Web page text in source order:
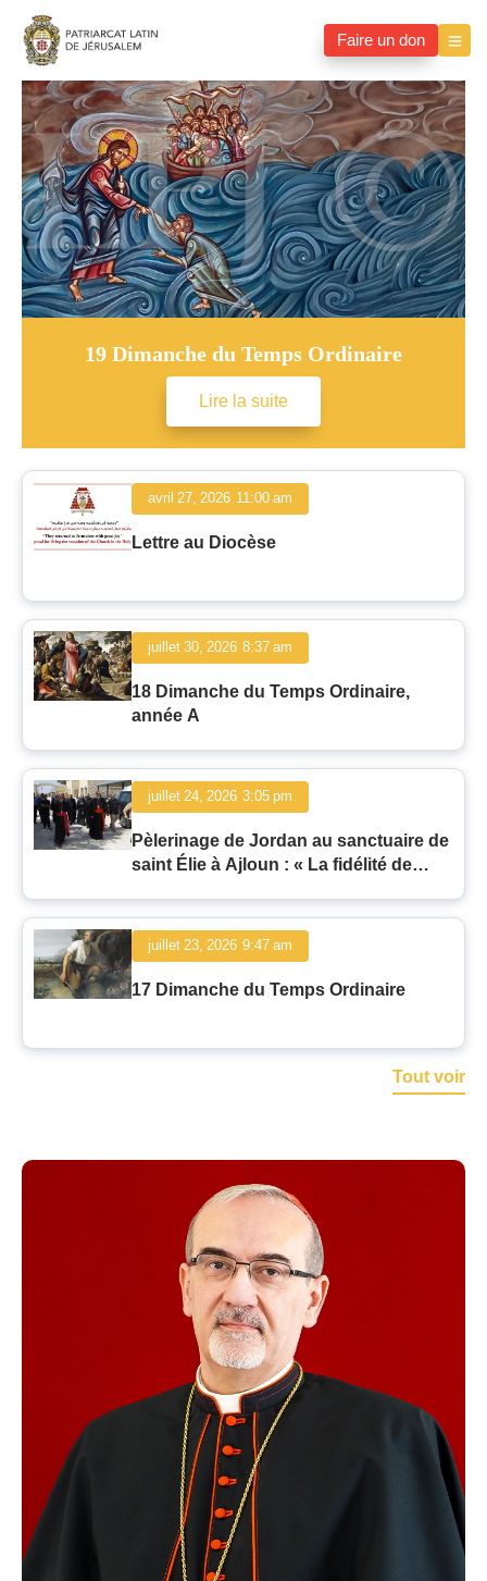
Faire un don
19 Dimanche du Temps Ordinaire
Lire la suite
avril 27, 2026 11:00 am
Lettre au Diocèse
juillet 30, 20268:37 am
18 Dimanche du Temps Ordinaire,
année A
juillet 24, 20263:05 pm
Pèlerinage de Jordan au sanctuaire de
saint Élie à Ajloun : « La fidélité de
juillet 23, 20269:47 am
17 Dimanche du Temps Ordinaire
Tout voir